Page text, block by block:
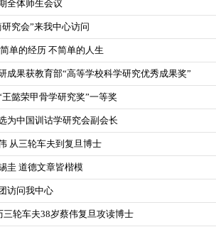
全体师生会议
研究会”来我中心访问
单的经历 不简单的人生
成果获教育部“高等学校科学研究优秀成果奖”
懿荣甲骨学研究奖”一等奖
为中国训诂学研究会副会长
从三轮车夫到复旦博士
圭 道德文章皆楷模
访问我中心
三轮车夫38岁蔡伟复旦攻读博士